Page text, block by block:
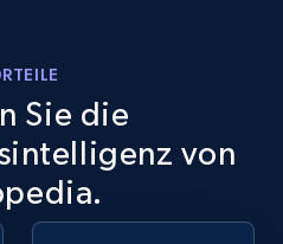
from shops on eBay
name, Seller rating,
Root category, and
Sie die
von